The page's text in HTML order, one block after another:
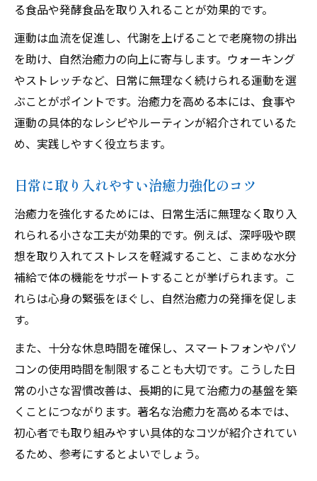
る食品や発酵食品を取り入れることが効果的です。
運動は血流を促進し、代謝を上げることで老廃物の排出
を助け、自然治癒力の向上に寄与します。ウォーキング
やストレッチなど、日常に無理なく続けられる運動を選
ぶことがポイントです。治癒力を高める本には、食事や
運動の具体的なレシピやルーティンが紹介されているた
め、実践しやすく役立ちます。
日常に取り入れやすい治癒力強化のコツ
治癒力を強化するためには、日常生活に無理なく取り入
れられる小さな工夫が効果的です。例えば、深呼吸や瞑
想を取り入れてストレスを軽減すること、こまめな水分
補給で体の機能をサポートすることが挙げられます。こ
れらは心身の緊張をほぐし、自然治癒力の発揮を促しま
す。
また、十分な休息時間を確保し、スマートフォンやパソ
コンの使用時間を制限することも大切です。こうした日
常の小さな習慣改善は、長期的に見て治癒力の基盤を築
くことにつながります。著名な治癒力を高める本では、
初心者でも取り組みやすい具体的なコツが紹介されてい
るため、参考にするとよいでしょう。